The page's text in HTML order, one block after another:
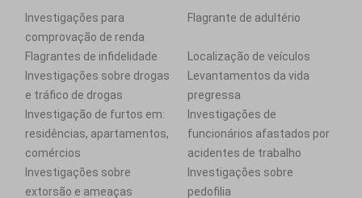
Investigações para
comprovação de renda
Flagrante de adultério
Flagrantes de infidelidade
Localização de veículos
Investigações sobre drogas
e tráfico de drogas
Levantamentos da vida
pregressa
Investigação de furtos em:
residências, apartamentos,
comércios
Investigações de
funcionários afastados por
acidentes de trabalho
Investigações sobre
extorsão e ameaças
Investigações sobre
pedofilia